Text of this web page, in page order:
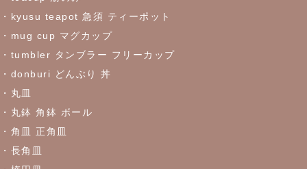
した♪お早めにどうぞ！
2023/5/30
≪おすすめ≫食卓を彩るかわいい器
≪おすすめ≫実は万能！？色々使える抹茶碗
・kyusu teapot 急須 ティーポット
・mug cup マグカップ
・tumbler タンブラー フリーカップ
・donburi どんぶり 丼
・丸皿
・丸鉢 角鉢 ボール
・角皿 正角皿
・長角皿